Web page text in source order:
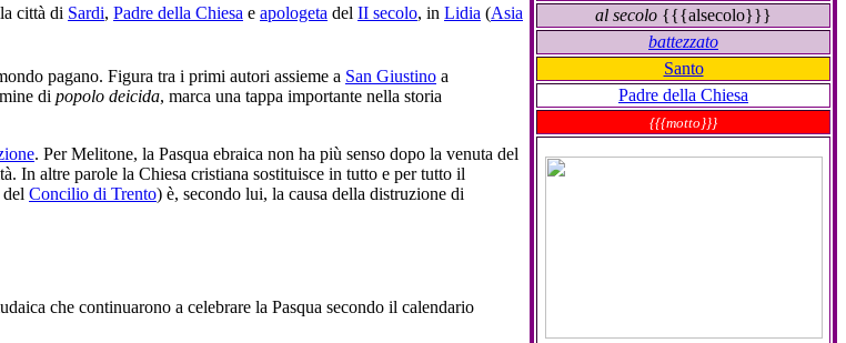
al secolo {{{alsecolo}}}
battezzato
Santo
Padre della Chiesa
{{{motto}}}
città di Sardi, Padre della Chiesa e apologeta del II secolo, in Lidia (Asia
pagano. Figura tra i primi autori assieme a San Giustino a
di popolo deicida, marca una tappa importante nella storia
. Per Melitone, la Pasqua ebraica non ha più senso dopo la venuta del
In altre parole la Chiesa cristiana sostituisce in tutto e per tutto il
Concilio di Trento) è, secondo lui, la causa della distruzione di
che continuarono a celebrare la Pasqua secondo il calendario